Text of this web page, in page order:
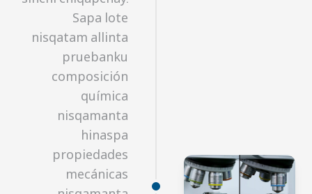
Sapa lote
nisqatam allinta
pruebanku
composición
química
nisqamanta
hinaspa
propiedades
mecánicas